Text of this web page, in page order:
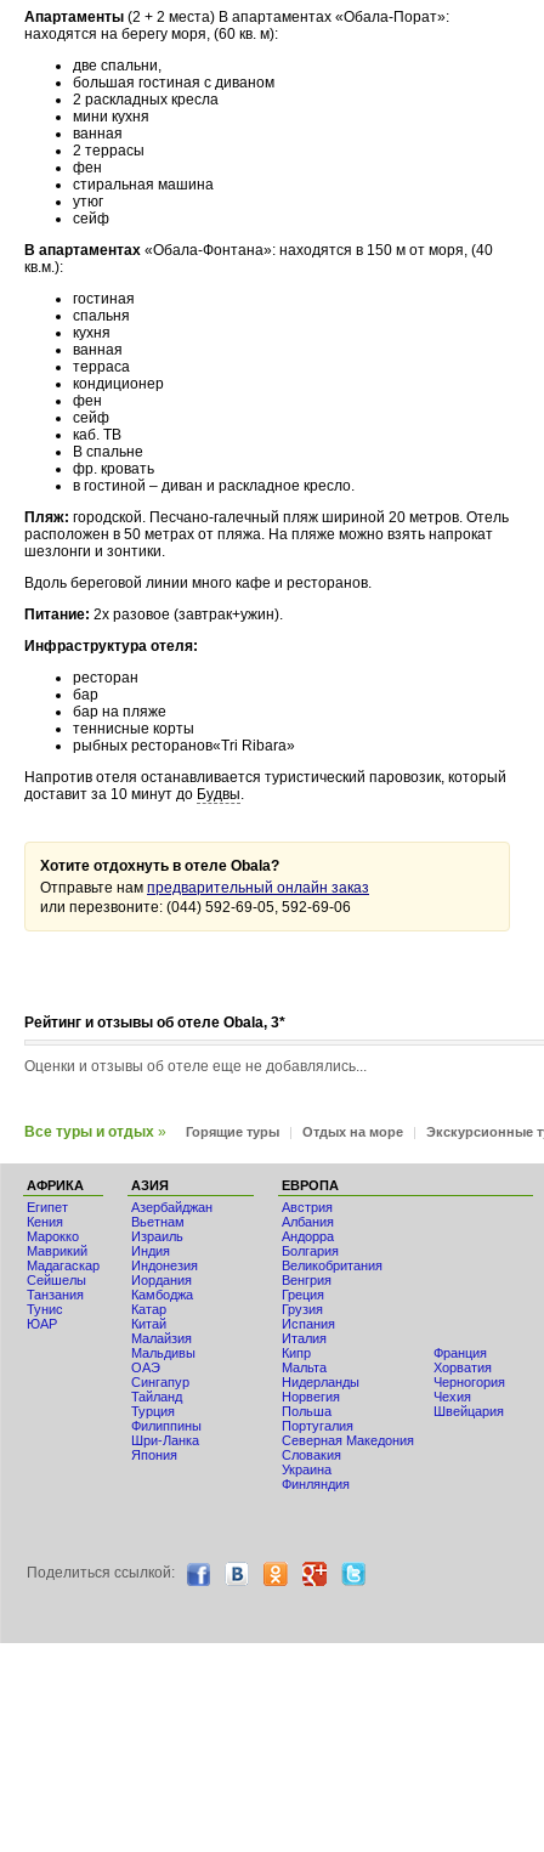
Апартаменты (2 + 2 места) В апартаментах «Обала-Порат»:
находятся на берегу моря, (60 кв. м):
две спальни,
большая гостиная с диваном
2 раскладных кресла
мини кухня
ванная
2 террасы
фен
стиральная машина
утюг
сейф
В апартаментах «Обала-Фонтана»: находятся в 150 м от моря, (40
кв.м.):
гостиная
спальня
кухня
ванная
терраса
кондиционер
фен
сейф
каб. ТВ
В спальне
фр. кровать
в гостиной – диван и раскладное кресло.
Пляж: городской. Песчано-галечный пляж шириной 20 метров. Отель
расположен в 50 метрах от пляжа. На пляже можно взять напрокат
шезлонги и зонтики.
Вдоль береговой линии много кафе и ресторанов.
Питание: 2х разовое (завтрак+ужин).
Инфраструктура отеля:
ресторан
бар
бар на пляже
теннисные корты
рыбных ресторанов«Tri Ribara»
Напротив отеля останавливается туристический паровозик, который
доставит за 10 минут до Будвы.
Хотите отдохнуть в отеле Obala?
Отправьте нам предварительный онлайн заказ
или перезвоните: (044) 592-69-05, 592-69-06
Рейтинг и отзывы об отеле Obala, 3*
Оценки и отзывы об отеле еще не добавлялись...
Все туры и отдых » Горящие туры | Отдых на море | Экскурсионные
АФРИКА
Египет
Кения
Мaрокко
Маврикий
Мадагаскар
Сейшелы
Танзания
Тунис
ЮАР
АЗИЯ
Азербайджан
Вьетнам
Израиль
Индия
Индонезия
Иордания
Камбоджа
Катар
Китай
Малайзия
Мальдивы
ОАЭ
Сингапур
Тайланд
Турция
Филиппины
Шри-Ланка
Япония
ЕВРОПА
Австрия
Албания
Андорра
Болгария
Великобритания
Венгрия
Греция
Грузия
Испания
Италия
Кипр
Мальта
Нидерланды
Норвегия
Польша
Португалия
Северная Македония
Словакия
Украина
Финляндия
Франция
Хорватия
Черногория
Чехия
Швейцария
Поделиться ccылкой: